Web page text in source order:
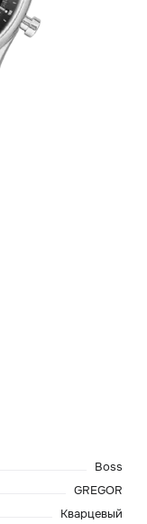
Boss
GREGOR
Кварцевый